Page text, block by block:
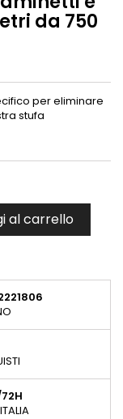
da 750
per eliminare
stufa
al carrello